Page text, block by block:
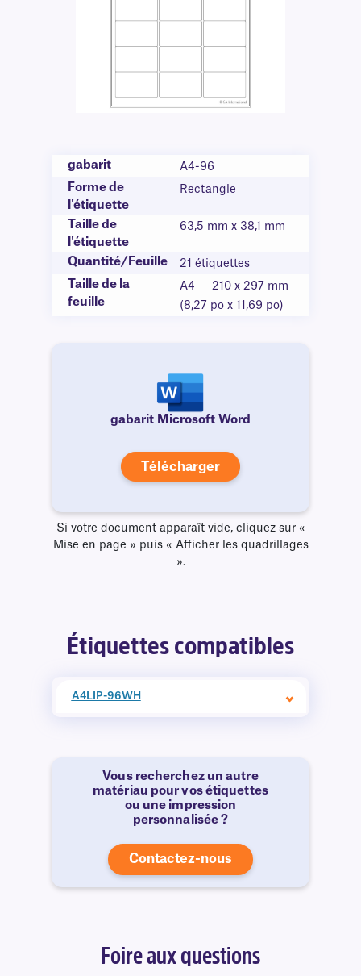
gabarit A4-96
Forme de
l'étiquette
Rectangle
Taille de
l'étiquette
63,5 mm x 38,1 mm
Quantité/Feuille 21 étiquettes
Taille de la
feuille
A4 — 210 x 297 mm
(8,27 po x 11,69 po)
gabarit Microsoft Word
Télécharger
Si votre document apparaît vide, cliquez sur «
Mise en page » puis « Afficher les quadrillages
».
Étiquettes compatibles
A4LIP-96WH
Vous recherchez un autre
matériau pour vos étiquettes
ou une impression
personnalisée ?
Contactez-nous
Foire aux questions